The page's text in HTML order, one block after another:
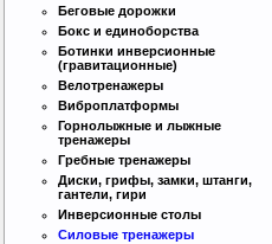
Беговые дорожки
Бокс и единоборства
Ботинки инверсионные
(гравитационные)
Велотренажеры
Виброплатформы
Горнолыжные и лыжные
тренажеры
Гребные тренажеры
Диски, грифы, замки, штанги,
гантели, гири
Инверсионные столы
Силовые тренажеры